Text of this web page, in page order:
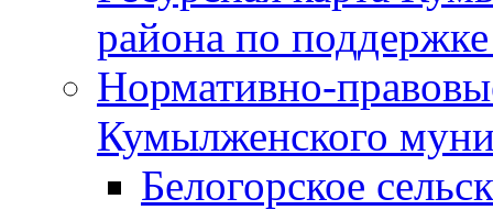
района по
Нормативно-
Кумылженского
Белогорское